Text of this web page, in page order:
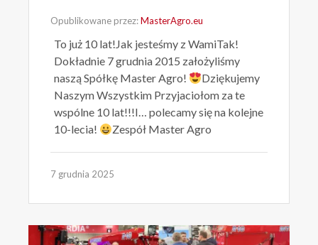
Opublikowane przez:MasterAgro.eu
To już 10 lat!Jak jesteśmy z WamiTak!
Dokładnie 7 grudnia 2015 założyliśmy
naszą Spółkę Master Agro!
Dziękujemy
Naszym Wszystkim Przyjaciołom za te
wspólne 10 lat!!!I… polecamy się na kolejne
10-lecia!
Zespół Master Agro
7 grudnia 2025